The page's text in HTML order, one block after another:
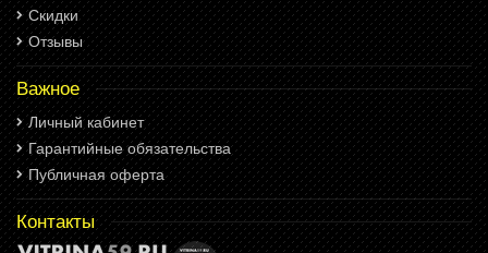
Скидки
Отзывы
Важное
Личный кабинет
Гарантийные обязательства
Публичная оферта
Контакты